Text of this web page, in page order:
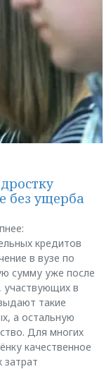
без ущерба
кредитов
в вузе по
сумму уже после
участвующих в
такие
а остальную
Для многих
качественное
затрат